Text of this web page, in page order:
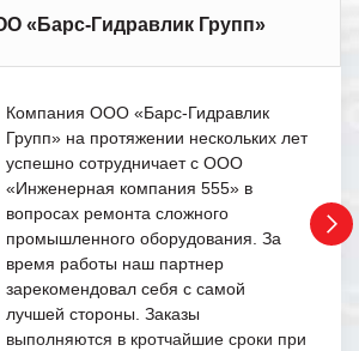
«Барс-Гидравлик Групп»
Компания ООО «Барс-Гидравлик
Групп» на протяжении нескольких лет
успешно сотрудничает с ООО
«Инженерная компания 555» в
вопросах ремонта сложного
промышленного оборудования. За
время работы наш партнер
зарекомендовал себя с самой
лучшей стороны. Заказы
выполняются в кротчайшие сроки при